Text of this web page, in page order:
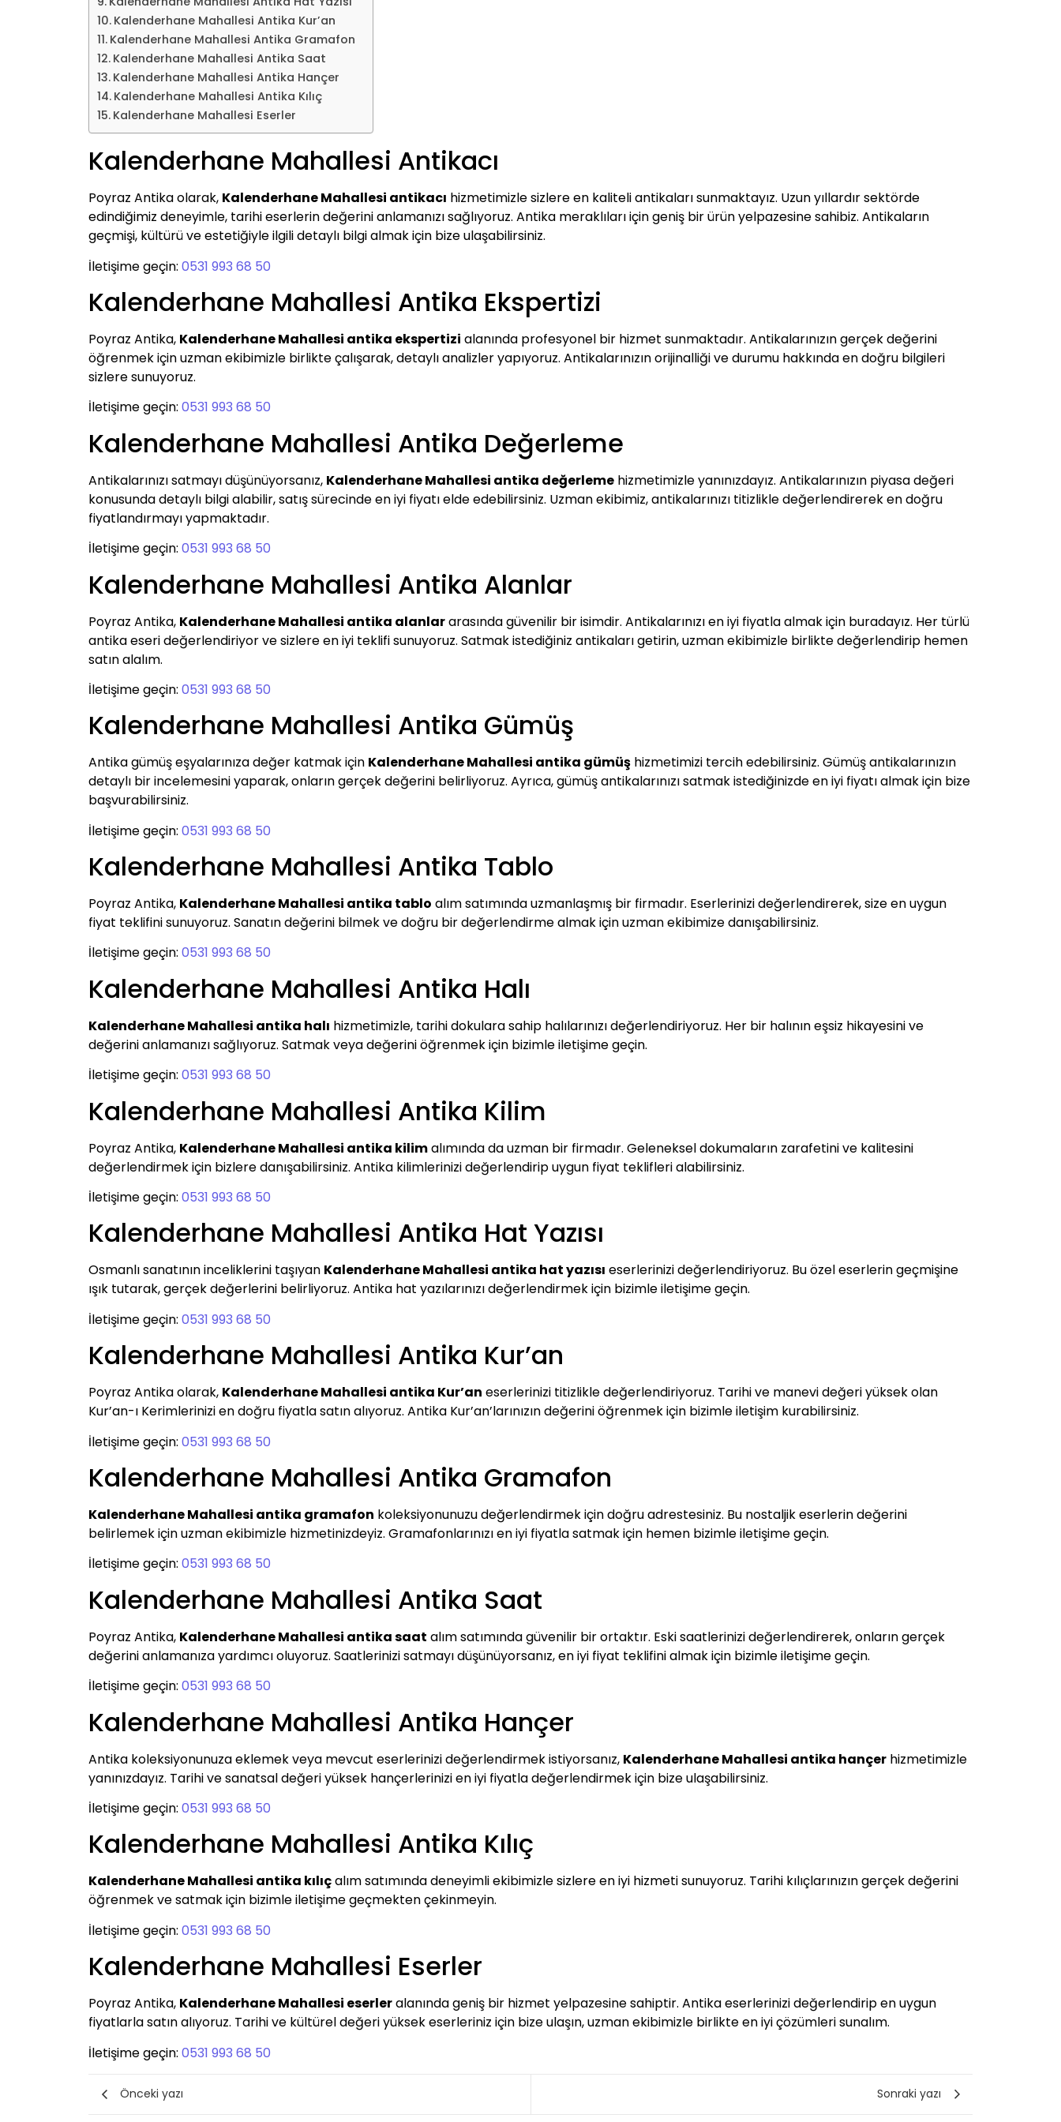
Kalenderhane Mahallesi Antika Kur’an
Kalenderhane Mahallesi Antika Gramafon
Kalenderhane Mahallesi Antika Saat
Kalenderhane Mahallesi Antika Hançer
Kalenderhane Mahallesi Antika Kılıç
Kalenderhane Mahallesi Eserler
Kalenderhane Mahallesi Antikacı
Poyraz Antika olarak, Kalenderhane Mahallesi antikacı hizmetimizle sizlere en kaliteli antikaları sunmaktayız. Uzun yıllardır sektörde
edindiğimiz deneyimle, tarihi eserlerin değerini anlamanızı sağlıyoruz. Antika meraklıları için geniş bir ürün yelpazesine sahibiz. Antikaların
geçmişi, kültürü ve estetiğiyle ilgili detaylı bilgi almak için bize ulaşabilirsiniz.
İletişime geçin: 0531 993 68 50
Kalenderhane Mahallesi Antika Ekspertizi
Poyraz Antika, Kalenderhane Mahallesi antika ekspertizi alanında profesyonel bir hizmet sunmaktadır. Antikalarınızın gerçek değerini
öğrenmek için uzman ekibimizle birlikte çalışarak, detaylı analizler yapıyoruz. Antikalarınızın orijinalliği ve durumu hakkında en doğru bilgileri
sizlere sunuyoruz.
İletişime geçin: 0531 993 68 50
Kalenderhane Mahallesi Antika Değerleme
Antikalarınızı satmayı düşünüyorsanız, Kalenderhane Mahallesi antika değerleme hizmetimizle yanınızdayız. Antikalarınızın piyasa değeri
konusunda detaylı bilgi alabilir, satış sürecinde en iyi fiyatı elde edebilirsiniz. Uzman ekibimiz, antikalarınızı titizlikle değerlendirerek en doğru
fiyatlandırmayı yapmaktadır.
İletişime geçin: 0531 993 68 50
Kalenderhane Mahallesi Antika Alanlar
Poyraz Antika, Kalenderhane Mahallesi antika alanlararasında güvenilir bir isimdir. Antikalarınızı en iyi fiyatla almak için buradayız. Her türlü
antika eseri değerlendiriyor ve sizlere en iyi teklifi sunuyoruz. Satmak istediğiniz antikaları getirin, uzman ekibimizle birlikte değerlendirip hemen
satın alalım.
İletişime geçin: 0531 993 68 50
Kalenderhane Mahallesi Antika Gümüş
Antika gümüş eşyalarınıza değer katmak için Kalenderhane Mahallesi antika gümüş hizmetimizi tercih edebilirsiniz. Gümüş antikalarınızın
detaylı bir incelemesini yaparak, onların gerçek değerini belirliyoruz. Ayrıca, gümüş antikalarınızı satmak istediğinizde en iyi fiyatı almak için bize
başvurabilirsiniz.
İletişime geçin: 0531 993 68 50
Kalenderhane Mahallesi Antika Tablo
Poyraz Antika, Kalenderhane Mahallesi antika tablo alım satımında uzmanlaşmış bir firmadır. Eserlerinizi değerlendirerek, size en uygun
fiyat teklifini sunuyoruz. Sanatın değerini bilmek ve doğru bir değerlendirme almak için uzman ekibimize danışabilirsiniz.
İletişime geçin: 0531 993 68 50
Kalenderhane Mahallesi Antika Halı
Kalenderhane Mahallesi antika halı hizmetimizle, tarihi dokulara sahip halılarınızı değerlendiriyoruz. Her bir halının eşsiz hikayesini ve
değerini anlamanızı sağlıyoruz. Satmak veya değerini öğrenmek için bizimle iletişime geçin.
İletişime geçin: 0531 993 68 50
Kalenderhane Mahallesi Antika Kilim
Poyraz Antika, Kalenderhane Mahallesi antika kilimalımında da uzman bir firmadır. Geleneksel dokumaların zarafetini ve kalitesini
değerlendirmek için bizlere danışabilirsiniz. Antika kilimlerinizi değerlendirip uygun fiyat teklifleri alabilirsiniz.
İletişime geçin: 0531 993 68 50
Kalenderhane Mahallesi Antika Hat Yazısı
Osmanlı sanatının inceliklerini taşıyan Kalenderhane Mahallesi antika hat yazısı eserlerinizi değerlendiriyoruz. Bu özel eserlerin geçmişine
ışık tutarak, gerçek değerlerini belirliyoruz. Antika hat yazılarınızı değerlendirmek için bizimle iletişime geçin.
İletişime geçin: 0531 993 68 50
Kalenderhane Mahallesi Antika Kur’an
Poyraz Antika olarak, Kalenderhane Mahallesi antika Kur’an eserlerinizi titizlikle değerlendiriyoruz. Tarihi ve manevi değeri yüksek olan
Kur’an-ı Kerimlerinizi en doğru fiyatla satın alıyoruz. Antika Kur’an’larınızın değerini öğrenmek için bizimle iletişim kurabilirsiniz.
İletişime geçin: 0531 993 68 50
Kalenderhane Mahallesi Antika Gramafon
Kalenderhane Mahallesi antika gramafon koleksiyonunuzu değerlendirmek için doğru adrestesiniz. Bu nostaljik eserlerin değerini
belirlemek için uzman ekibimizle hizmetinizdeyiz. Gramafonlarınızı en iyi fiyatla satmak için hemen bizimle iletişime geçin.
İletişime geçin: 0531 993 68 50
Kalenderhane Mahallesi Antika Saat
Poyraz Antika, Kalenderhane Mahallesi antika saat alım satımında güvenilir bir ortaktır. Eski saatlerinizi değerlendirerek, onların gerçek
değerini anlamanıza yardımcı oluyoruz. Saatlerinizi satmayı düşünüyorsanız, en iyi fiyat teklifini almak için bizimle iletişime geçin.
İletişime geçin: 0531 993 68 50
Kalenderhane Mahallesi Antika Hançer
Antika koleksiyonunuza eklemek veya mevcut eserlerinizi değerlendirmek istiyorsanız, Kalenderhane Mahallesi antika hançer hizmetimizle
yanınızdayız. Tarihi ve sanatsal değeri yüksek hançerlerinizi en iyi fiyatla değerlendirmek için bize ulaşabilirsiniz.
İletişime geçin: 0531 993 68 50
Kalenderhane Mahallesi Antika Kılıç
Kalenderhane Mahallesi antika kılıçalım satımında deneyimli ekibimizle sizlere en iyi hizmeti sunuyoruz. Tarihi kılıçlarınızın gerçek değerini
öğrenmek ve satmak için bizimle iletişime geçmekten çekinmeyin.
İletişime geçin: 0531 993 68 50
Kalenderhane Mahallesi Eserler
Poyraz Antika, Kalenderhane Mahallesi eserleralanında geniş bir hizmet yelpazesine sahiptir. Antika eserlerinizi değerlendirip en uygun
fiyatlarla satın alıyoruz. Tarihi ve kültürel değeri yüksek eserleriniz için bize ulaşın, uzman ekibimizle birlikte en iyi çözümleri sunalım.
İletişime geçin: 0531 993 68 50
Önceki yazı Sonraki yazı